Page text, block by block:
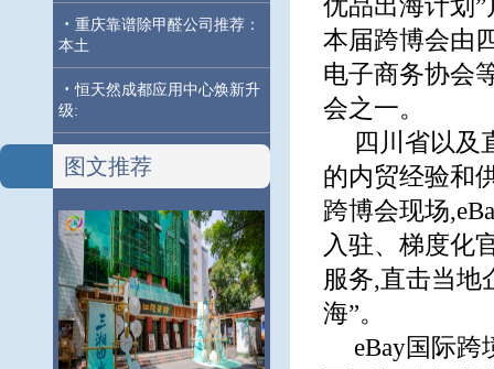
· 重庆靠谱除甲醛公司推荐：
本土
· 恒天然成都应用中心焕新升
级:
图文推荐
优品出海计划
本届跨博会由
电子商务协会
会之一。
四川省以及
的内贸经验和
跨博会现场
入驻、梯度化
服务,直击当地
海”。
eBay国际